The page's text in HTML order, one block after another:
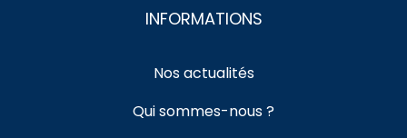
INFORMATIONS
Nos actualités
Qui sommes-nous ?